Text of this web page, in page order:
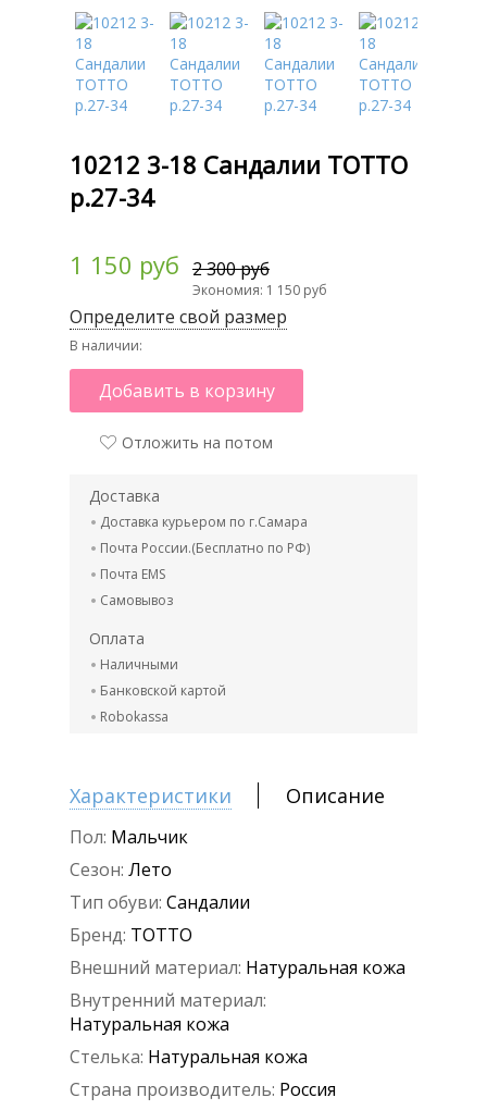
10212 3-18 Сандалии ТОТТО
р.27-34
1 150 руб 2 300 руб
Экономия: 1 150 руб
Определите свой размер
В наличии:
Добавить в корзину
Отложить на потом
Доставка
Доставка курьером по г.Самара
Почта России.(Бесплатно по РФ)
Почта EMS
Самовывоз
Оплата
Наличными
Банковской картой
Robokassa
Характеристики Описание
Пол: Мальчик
Сезон: Лето
Тип обуви: Сандалии
Бренд: ТОТТО
Внешний материал: Натуральная кожа
Внутренний материал:
Натуральная кожа
Стелька: Натуральная кожа
Страна производитель: Россия